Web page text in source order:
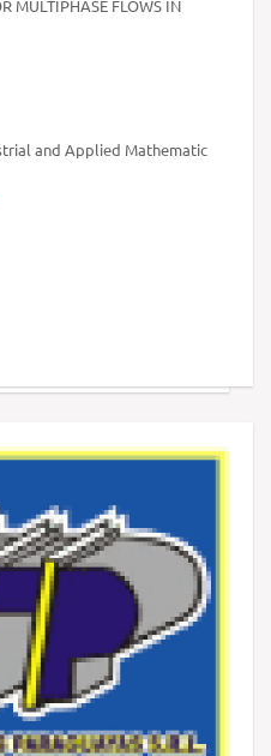
MULTIPHASE FLOWS IN
and Applied Mathematic